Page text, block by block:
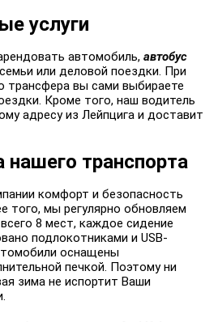
услуги
автомобиль, автобус
или деловой поездки. При
трансфера вы сами выбираете
Кроме того, наш водитель
адресу из Лейпцига и доставит
транспорта
комфорт и безопасность
того, мы регулярно обновляем
8 мест, каждое сидение
подлокотниками и USB-
оснащены
печкой. Поэтому ни
зима не испортит Ваши